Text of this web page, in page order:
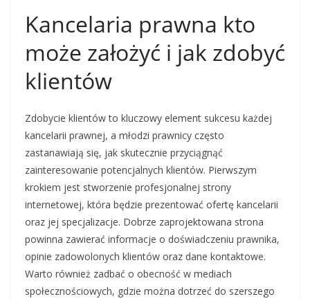
Kancelaria prawna kto
może założyć i jak zdobyć
klientów
Zdobycie klientów to kluczowy element sukcesu każdej
kancelarii prawnej, a młodzi prawnicy często
zastanawiają się, jak skutecznie przyciągnąć
zainteresowanie potencjalnych klientów. Pierwszym
krokiem jest stworzenie profesjonalnej strony
internetowej, która będzie prezentować ofertę kancelarii
oraz jej specjalizacje. Dobrze zaprojektowana strona
powinna zawierać informacje o doświadczeniu prawnika,
opinie zadowolonych klientów oraz dane kontaktowe.
Warto również zadbać o obecność w mediach
społecznościowych, gdzie można dotrzeć do szerszego